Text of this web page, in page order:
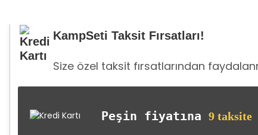
KampSeti Taksit Fırsatları!
Size özel taksit fırsatlarından
Peşin fiyatına9 taksite